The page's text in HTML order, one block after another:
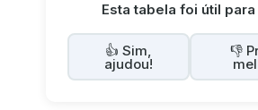
Esta tabela foi útil
👍 Sim,
ajudou!
👎